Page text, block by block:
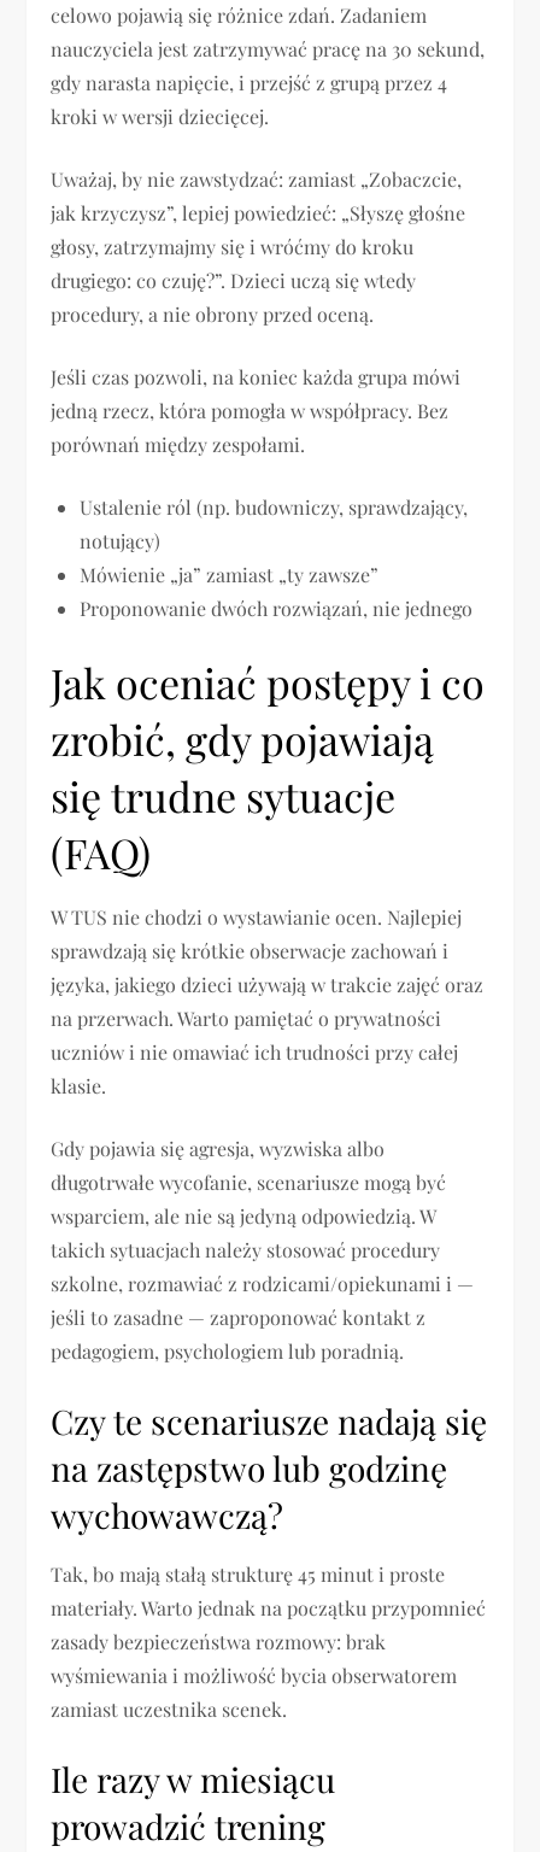
celowo pojawią się różnice zdań. Zadaniem
nauczyciela jest zatrzymywać pracę na 30 sekund,
gdy narasta napięcie, i przejść z grupą przez 4
kroki w wersji dziecięcej.
Uważaj, by nie zawstydzać: zamiast „Zobaczcie,
jak krzyczysz”, lepiej powiedzieć: „Słyszę głośne
głosy, zatrzymajmy się i wróćmy do kroku
drugiego: co czuję?”. Dzieci uczą się wtedy
procedury, a nie obrony przed oceną.
Jeśli czas pozwoli, na koniec każda grupa mówi
jedną rzecz, która pomogła w współpracy. Bez
porównań między zespołami.
Ustalenie ról (np. budowniczy, sprawdzający,
notujący)
Mówienie „ja” zamiast „ty zawsze”
Proponowanie dwóch rozwiązań, nie jednego
Jak oceniać postępy i co
zrobić, gdy pojawiają
się trudne sytuacje
(FAQ)
W TUS nie chodzi o wystawianie ocen. Najlepiej
sprawdzają się krótkie obserwacje zachowań i
języka, jakiego dzieci używają w trakcie zajęć oraz
na przerwach. Warto pamiętać o prywatności
uczniów i nie omawiać ich trudności przy całej
klasie.
Gdy pojawia się agresja, wyzwiska albo
długotrwałe wycofanie, scenariusze mogą być
wsparciem, ale nie są jedyną odpowiedzią. W
takich sytuacjach należy stosować procedury
szkolne, rozmawiać z rodzicami/opiekunami i —
jeśli to zasadne — zaproponować kontakt z
pedagogiem, psychologiem lub poradnią.
Czy te scenariusze nadają się
na zastępstwo lub godzinę
wychowawczą?
Tak, bo mają stałą strukturę 45 minut i proste
materiały. Warto jednak na początku przypomnieć
zasady bezpieczeństwa rozmowy: brak
wyśmiewania i możliwość bycia obserwatorem
zamiast uczestnika scenek.
Ile razy w miesiącu
prowadzić trening